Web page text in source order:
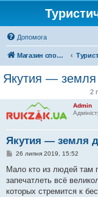
Допомога
Магазин спорядження
Якутия — земля
2
Admin
Якутия — земля
П
в
д
о
26 липня 2019, 15:52
Мало кто из людей там
запечатлеть всё
которых стремится к